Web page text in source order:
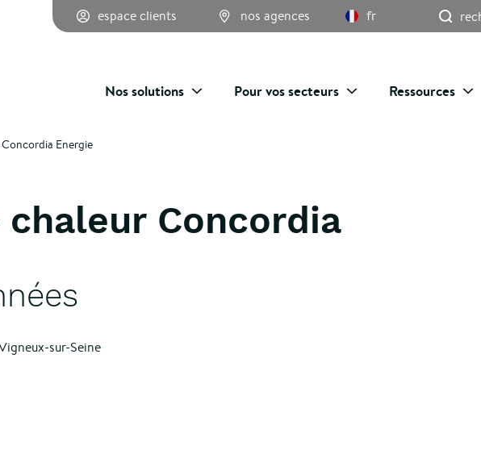
espace clients nos agences fr
Nos solutions Pour vos secteurs Ressources
Concordia Energie
chaleur Concordia
sur-Seine